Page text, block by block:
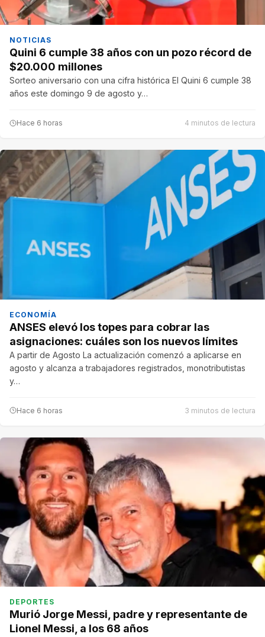
NOTICIAS
Quini 6 cumple 38 años con un pozo récord de
$20.000 millones
Sorteo aniversario con una cifra histórica El Quini 6 cumple 38
años este domingo 9 de agosto y…
Hace 6 horas 4 minutos de lectura
ECONOMÍA
ANSES elevó los topes para cobrar las
asignaciones: cuáles son los nuevos límites
A partir de Agosto La actualización comenzó a aplicarse en
agosto y alcanza a trabajadores registrados, monotributistas
y…
Hace 6 horas 3 minutos de lectura
DEPORTES
Murió Jorge Messi, padre y representante de
Lionel Messi, a los 68 años